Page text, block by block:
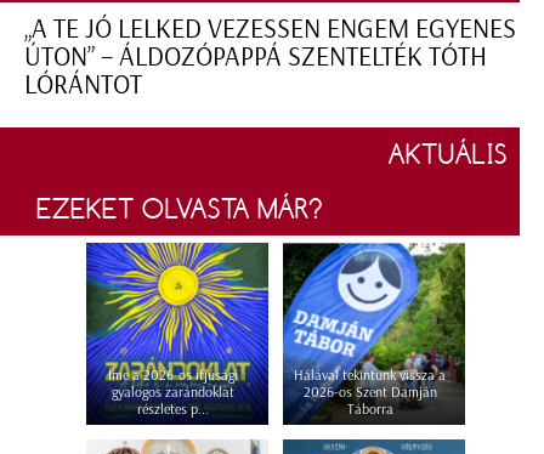
„A TE JÓ LELKED VEZESSEN ENGEM EGYENES
ÚTON” – ÁLDOZÓPAPPÁ SZENTELTÉK TÓTH
LÓRÁNTOT
AKTUÁLIS
EZEKET OLVASTA MÁR?
Íme a 2026-os ifjúsági
gyalogos zarándoklat
részletes p...
Hálával tekintünk vissza a
2026-os Szent Damján
Táborra